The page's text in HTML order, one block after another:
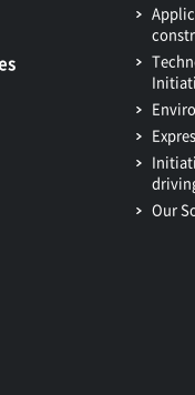
Our